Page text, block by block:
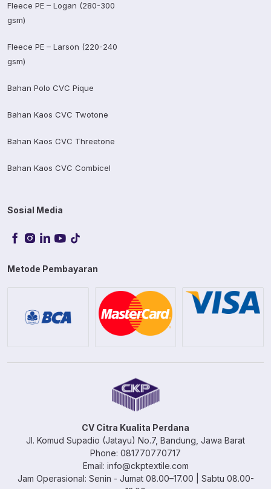
Fleece PE – Logan (280-300
gsm)
Fleece PE – Larson (220-240
gsm)
Bahan Polo CVC Pique
Bahan Kaos CVC Twotone
Bahan Kaos CVC Threetone
Bahan Kaos CVC Combicel
Sosial Media
Metode Pembayaran
CV Citra Kualita Perdana
Jl. Komud Supadio (Jatayu) No.7, Bandung, Jawa Barat
Phone: 081770770717
Email: info@ckptextile.com
Jam Operasional: Senin - Jumat 08.00–17.00 | Sabtu 08.00-